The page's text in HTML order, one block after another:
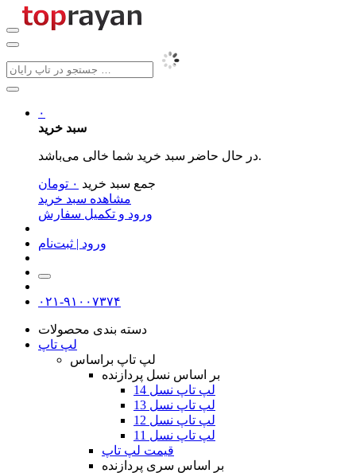
۰
سبد خرید
در حال حاضر سبد خرید شما خالی می‌باشد.
جمع سبد خرید ۰ تومان
مشاهده سبد خرید
ورود و تکمیل سفارش
ورود | ثبت‌نام
۰۲۱-۹۱۰۰۷۳۷۴
دسته بندی محصولات
لپ تاپ
لپ تاپ براساس
بر اساس نسل پردازنده
لپ تاپ نسل 14
لپ تاپ نسل 13
لپ تاپ نسل 12
لپ تاپ نسل 11
قیمت لپ تاپ
بر اساس سری پردازنده